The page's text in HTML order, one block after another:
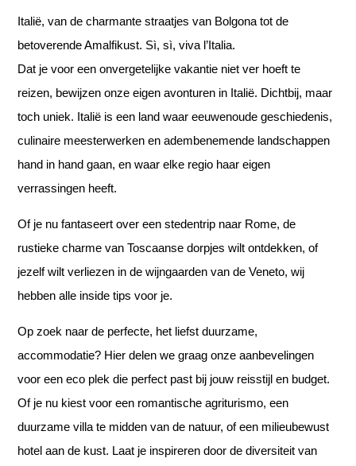
Italië, van de charmante straatjes van Bolgona tot de
betoverende Amalfikust. Sì, sì, viva l’Italia.
Dat je voor een onvergetelijke vakantie niet ver hoeft te
reizen, bewijzen onze eigen avonturen in Italië. Dichtbij, maar
toch uniek. Italië is een land waar eeuwenoude geschiedenis,
culinaire meesterwerken en adembenemende landschappen
hand in hand gaan, en waar elke regio haar eigen
verrassingen heeft.
Of je nu fantaseert over een stedentrip naar Rome, de
rustieke charme van Toscaanse dorpjes wilt ontdekken, of
jezelf wilt verliezen in de wijngaarden van de Veneto, wij
hebben alle inside tips voor je.
Op zoek naar de perfecte, het liefst duurzame,
accommodatie? Hier delen we graag onze aanbevelingen
voor een eco plek die perfect past bij jouw reisstijl en budget.
Of je nu kiest voor een romantische agriturismo, een
duurzame villa te midden van de natuur, of een milieubewust
hotel aan de kust. Laat je inspireren door de diversiteit van